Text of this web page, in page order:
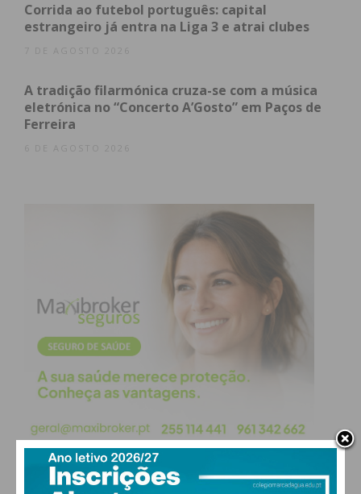
Antigo edifício da Telescola em Frazão
concelho frequentaram este modelo de ensino que,
em Frazão, era lecionado no edifício da foto anexa.
No vídeo RTP podemos ver alguns alunos da
telescola, que terão entre os 64 e 66 anos de idade
no presente.
Corrida ao futebol português: capital
estrangeiro já entra na Liga 3 e atrai clubes
7 DE AGOSTO 2026
A tradição filarmónica cruza-se com a música
eletrónica no “Concerto A’Gosto” em Paços de
Ferreira
6 DE AGOSTO 2026